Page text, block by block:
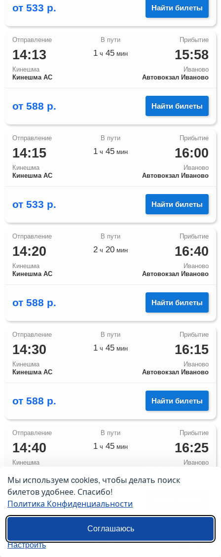
от 533 р. Найти билеты
14:13
Кинешма
Кинешма АС
15:58
Иваново
Автовокзал Иваново
1 ч 45 мин
от 588 р. Найти билеты
14:15
Кинешма
Кинешма АС
16:00
Иваново
Автовокзал Иваново
1 ч 45 мин
от 533 р. Найти билеты
14:20
Кинешма
Кинешма АС
16:40
Иваново
Автовокзал Иваново
2 ч 20 мин
от 588 р. Найти билеты
14:30
Кинешма
Кинешма АС
16:15
Иваново
Автовокзал Иваново
1 ч 45 мин
от 588 р. Найти билеты
14:40
Кинешма
16:25
Иваново
1 ч 45 мин
от 533 р.
14:47 16:32
1ч45мин
Мы используем cookies, чтобы делать поиск
билетов удобнее. Спасибо!
Политика Конфиденциальности
Соглашаюсь
Настроить